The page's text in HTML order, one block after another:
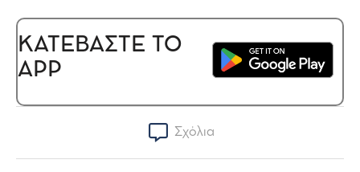
ΚΑΤΕΒΑΣΤΕ ΤΟ
APP
Σχόλια